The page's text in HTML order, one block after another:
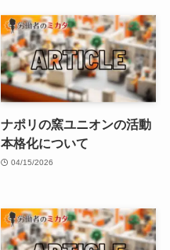
ナポリの窯ユニオンの活動
本格化について
04/15/2026